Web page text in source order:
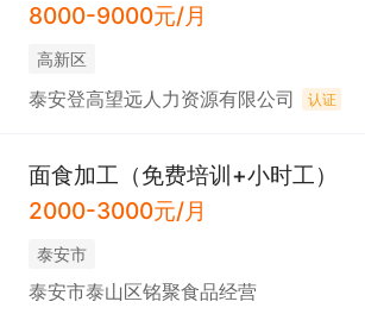
8000-9000元/月
高新区
泰安登高望远人力资源有限公司 认证
面食加工（免费培训+小时工）
2000-3000元/月
泰安市
泰安市泰山区铭聚食品经营